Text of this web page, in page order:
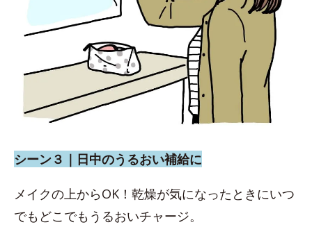
シーン３｜日中のうるおい補給に
メイクの上からOK！乾燥が気になったときにいつ
でもどこでもうるおいチャージ。